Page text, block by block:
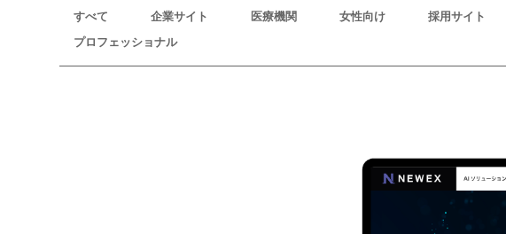
すべて 企業サイト 医療機関 女性向け 採用サイト
プロフェッショナル